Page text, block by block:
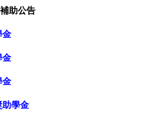
助公告
金
金
金
學金